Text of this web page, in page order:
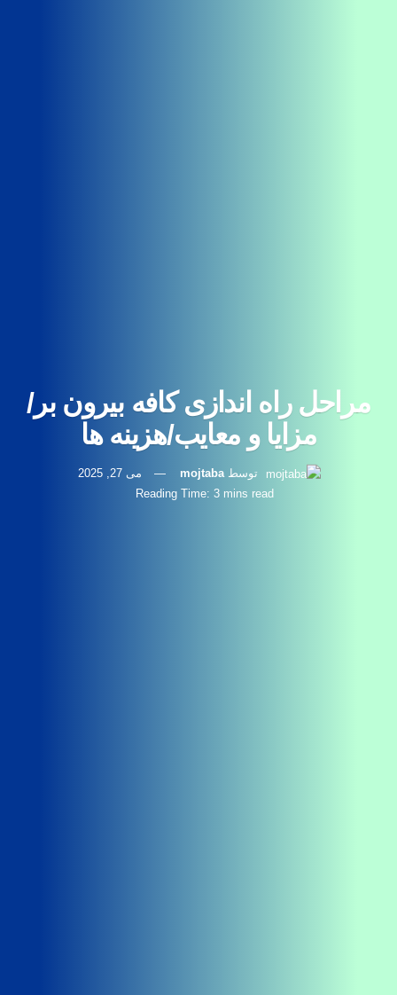
مراحل راه‌ اندازی کافه بیرون‌ بر/
مزایا و معایب/هزینه ها
توسط mojtaba
می 27, 2025
Reading Time: 3 mins read